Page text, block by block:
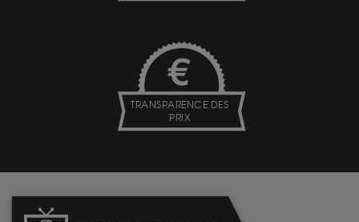
TRANSPARENCE DES
PRIX